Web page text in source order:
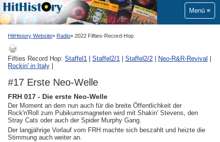
Menü
HitHistory Website Radio 2022 Fifties-Record-Hop
Fifties Record Hop: Staffel1 Staffel2/1 Staffel2/2 Neo-R&R-Revival
Rockin' in Italy
#17 Erste Neo-Welle
FRH 017 - Die erste Neo-Welle
Der Moment an dem nun auch für die breite Öffentlichkeit der
Rock'n'Roll zum Pubikumsmagneten wird mit Shakin' Stevens, den
Stray Cats oder auch der Spider Murphy Gang.
Der langjährige Vorlauf vom FRH machte sich beszahlt und heizte die
Stimmung auch weiter an.